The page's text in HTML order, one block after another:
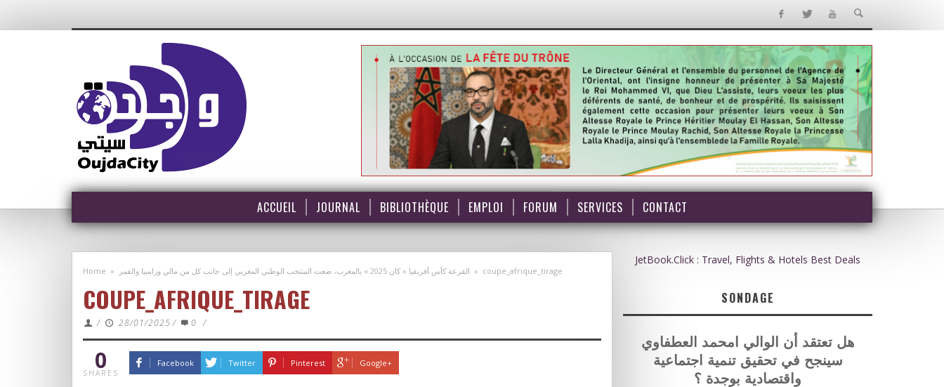
ACCUEIL JOURNAL BIBLIOTHÈQUE EMPLOI FORUM SERVICES CONTACT
Home » القرعة كأس أفريقيا « كان 2025 » بالمغرب، ضعت المنتخب الوطني المغربي إلى جانب كل من مالي وزامبيا والقمر » coupe_afrique_tirage
COUPE_AFRIQUE_TIRAGE
/ 28/01/2025 / 0 /
0
SHARES
Facebook Twitter Pinterest Google+
JetBook.Click : Travel, Flights & Hotels Best Deals
SONDAGE
هل تعتقد أن الوالي امحمد العطفاوي
سينجح في تحقيق تنمية اجتماعية
واقتصادية بوجدة ؟